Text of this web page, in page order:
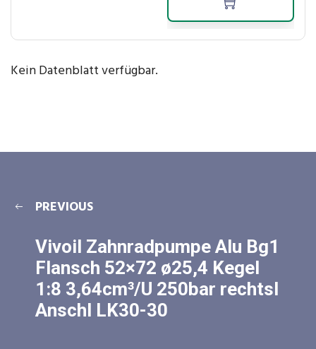
Kein Datenblatt verfügbar.
PREVIOUS
Vivoil Zahnradpumpe Alu Bg1
Flansch 52×72 ø25,4 Kegel
1:8 3,64cm³/U 250bar rechtsl
Anschl LK30-30